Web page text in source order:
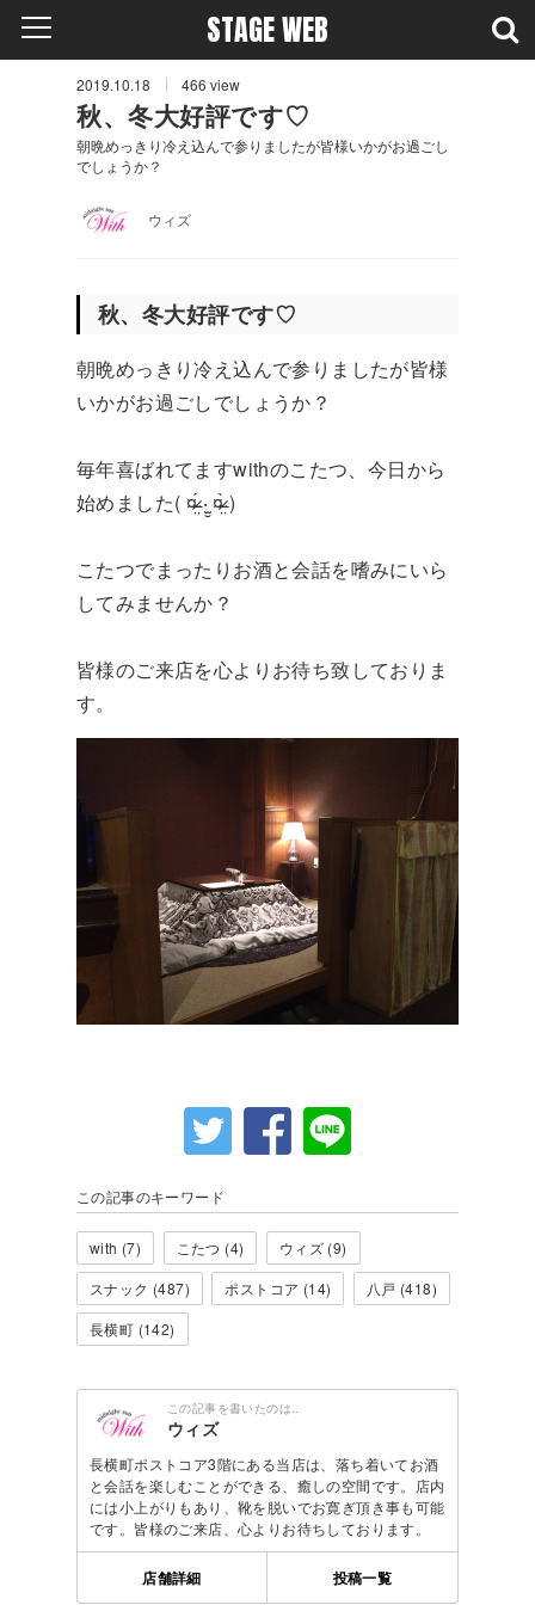
STAGE WEB
2019.10.18 466 view
秋、冬大好評です♡
朝晩めっきり冷え込んで参りましたが皆様いかがお過ごし
でしょうか？
ウィズ
秋、冬大好評です♡
朝晩めっきり冷え込んで参りましたが皆様
いかがお過ごしでしょうか？
毎年喜ばれてますwithのこたつ、今日から
始めました( ¤̴̶̷̤́ ‧̫̮ ¤̴̶̷̤̀ )
こたつでまったりお酒と会話を嗜みにいら
してみませんか？
皆様のご来店を心よりお待ち致しておりま
す。
この記事のキーワード
with (7) こたつ (4)
ウィズ (9)
スナック (487)
ポストコア (14)
八戸 (418)
長横町 (142)
この記事を書いたのは..
ウィズ
長横町ポストコア3階にある当店は、落ち着いてお酒
と会話を楽しむことができる、癒しの空間です。店内
には小上がりもあり、靴を脱いでお寛ぎ頂き事も可能
です。皆様のご来店、心よりお待ちしております。
店舗詳細 投稿一覧